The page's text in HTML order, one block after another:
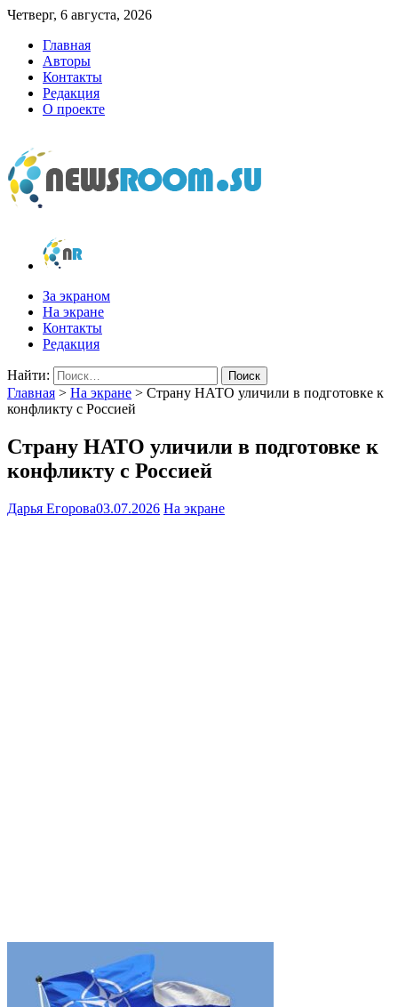
Четверг, 6 августа, 2026
Главная
Авторы
Контакты
Редакция
О проекте
newsroom.su
Новости о новостях
За экраном
На экране
Контакты
Редакция
Найти:
Главная > На экране > Страну НАТО уличили в подготовке к
конфликту с Россией
Страну НАТО уличили в подготовке к
конфликту с Россией
Дарья Егорова03.07.2026 На экране